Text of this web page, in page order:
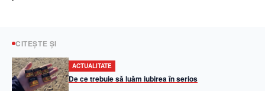
CITEȘTE ȘI
ACTUALITATE
De ce trebuie să luăm iubirea în serios